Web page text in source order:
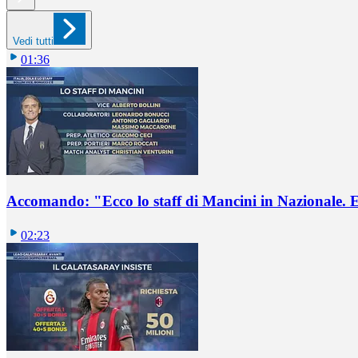
Vedi tutti
01:36
Accomando: "Ecco lo staff di Mancini in Nazionale.
02:23